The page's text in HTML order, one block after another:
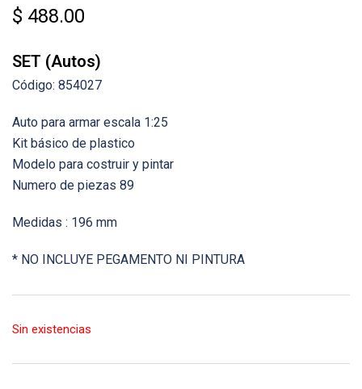
$ 488.00
SET (Autos)
Código: 854027
Auto para armar escala 1:25
Kit básico de plastico
Modelo para costruir y pintar
Numero de piezas 89
Medidas : 196 mm
* NO INCLUYE PEGAMENTO NI PINTURA
Sin existencias